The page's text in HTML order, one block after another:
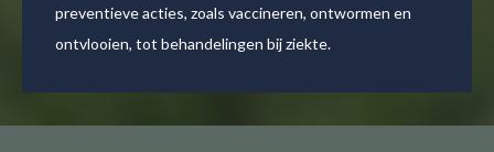
waren, maar hielden ze ook de moeder nauwlettend in
de gaten.